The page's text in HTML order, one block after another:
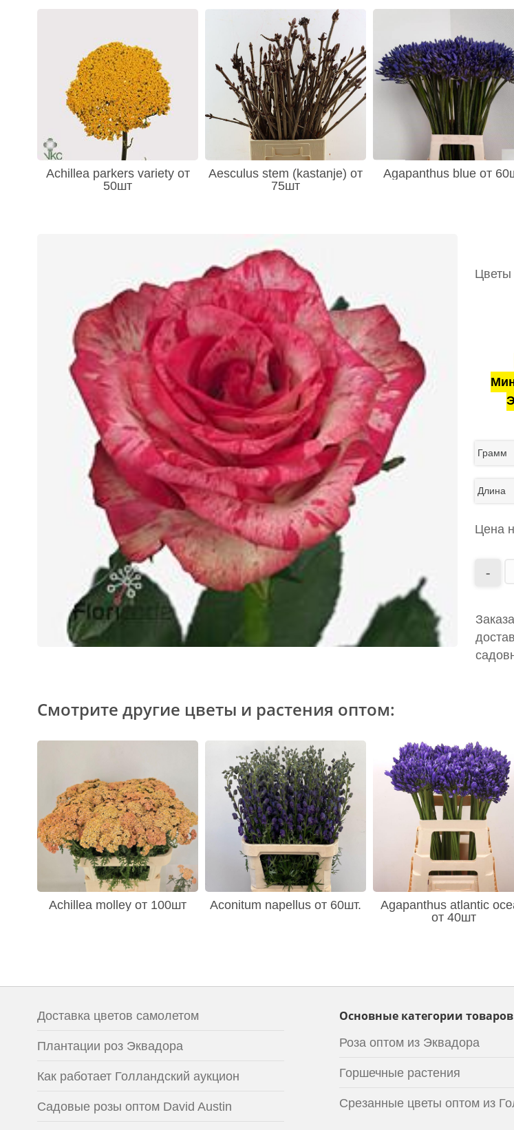
Achillea parkers variety от
50шт
Aesculus stem (kastanje) от
75шт
Agapanthus blue от
Цветы
Грамм
Длина
Цена
Смотрите другие цветы и растения оптом:
Achillea molley от 100шт Aconitum napellus от 60шт.
Agapanthus atlantic
от 40шт
Доставка цветов самолетом
Плантации роз Эквадора
Как работает Голландский аукцион
Садовые розы оптом David Austin
Основные категории товаров
Роза оптом из Эквадора
Горшечные растения
Срезанные цветы оптом из